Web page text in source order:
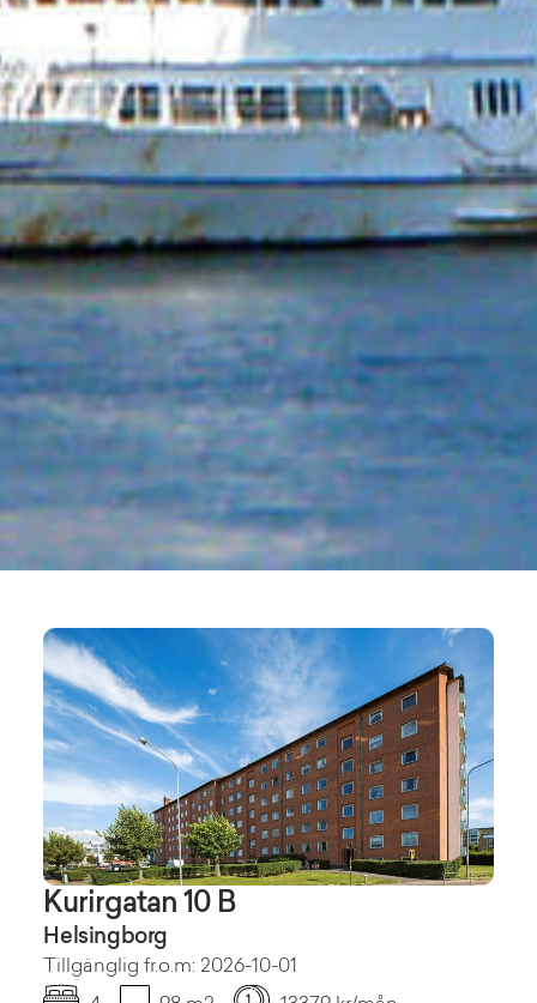
Kurirgatan 10 B
Helsingborg
Tillgänglig fr.o.m: 2026-10-01